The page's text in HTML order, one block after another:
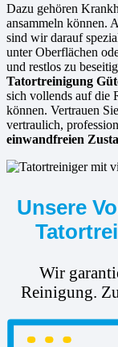
Dazu gehören
ansammeln können.
sind wir darauf
unter Oberflächen
und restlos zu
Tatortreinigung
sich vollends auf die
können. Vertrauen
vertraulich,
einwandfreien
Unsere
Wir
Reinigung.